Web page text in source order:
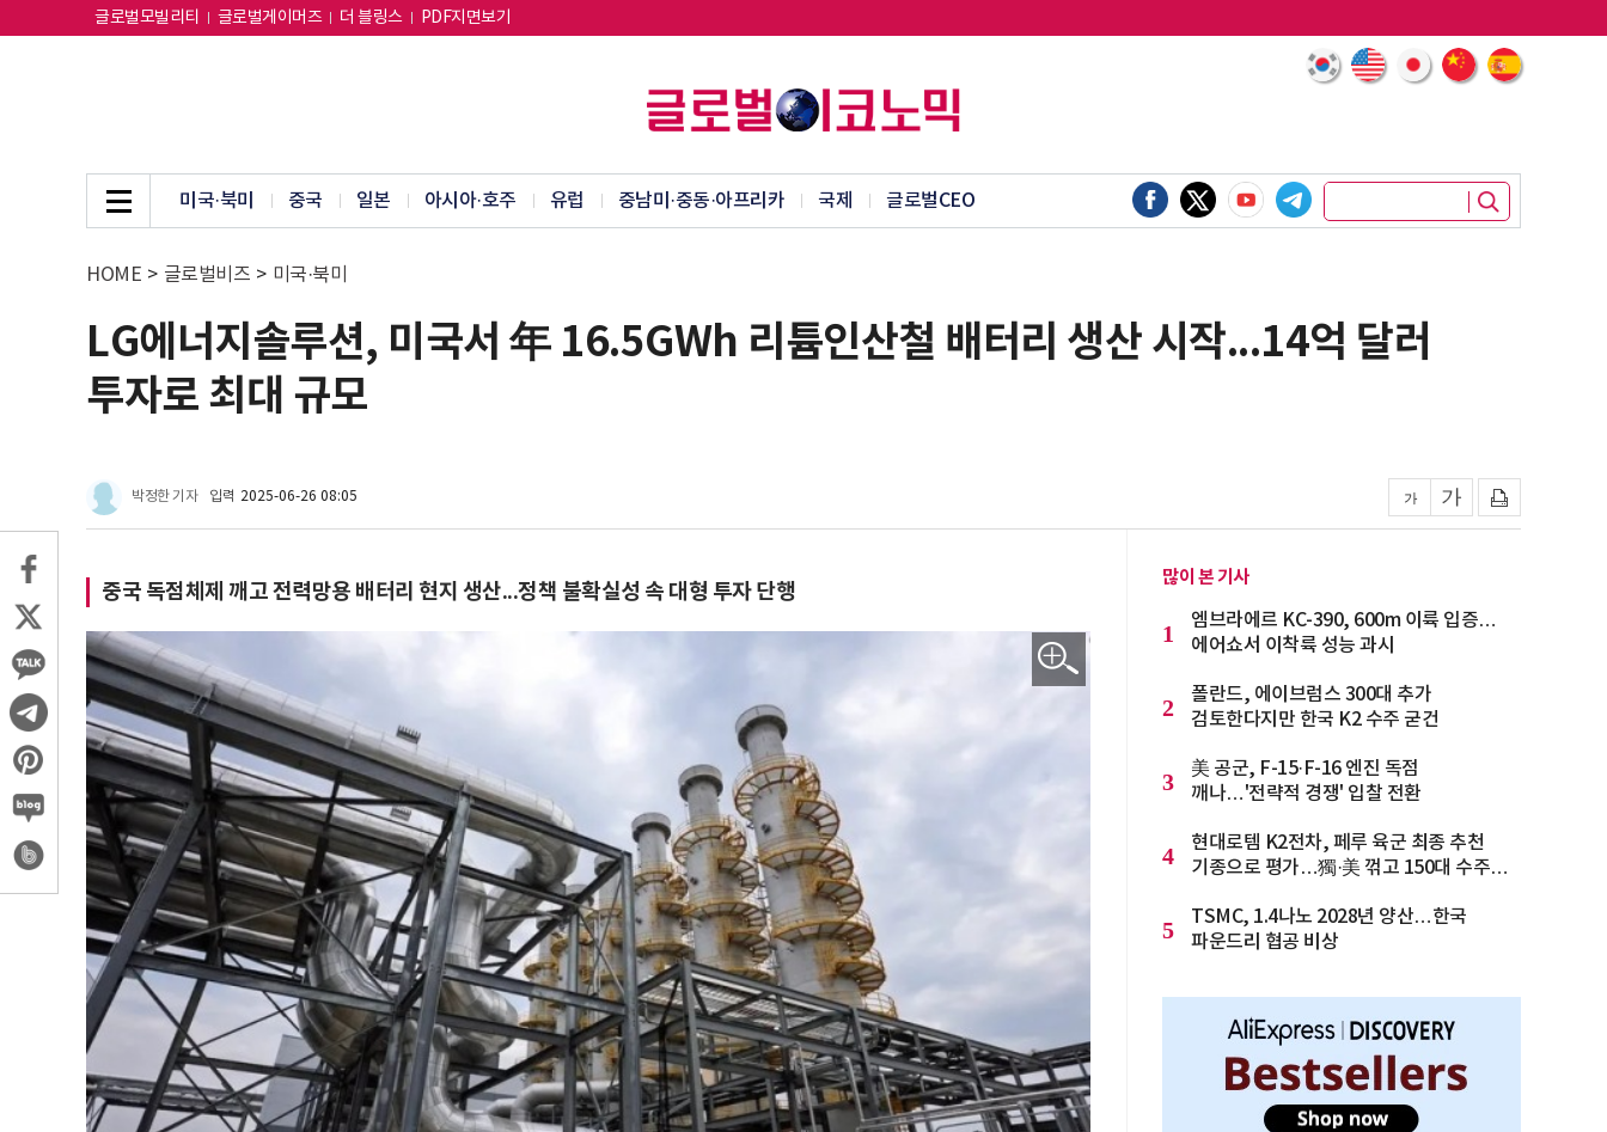
글로벌모빌리티 글로벌게이머즈 더 블링스 PDF지면보기
미국·북미 중국 일본 아시아·호주 유럽 중남미·중동·아프리카 국제 글로벌CEO
HOME > 글로벌비즈 > 미국·북미
LG에너지솔루션, 미국서 年 16.5GWh 리튬인산철 배터리 생산 시작...14억 달러
투자로 최대 규모
박정한 기자 입력 2025-06-26 08:05
중국 독점체제 깨고 전력망용 배터리 현지 생산...정책 불확실성 속 대형 투자 단행
많이 본 기사
1
엠브라에르 KC-390, 600m 이륙 입증…
에어쇼서 이착륙 성능 과시
2
폴란드, 에이브럼스 300대 추가
검토한다지만 한국 K2 수주 굳건
3
美 공군, F-15·F-16 엔진 독점
깨나…'전략적 경쟁' 입찰 전환
4
현대로템 K2전차, 페루 육군 최종 추천
기종으로 평가…獨·美 꺾고 150대 수주
5
TSMC, 1.4나노 2028년 양산…한국
파운드리 협공 비상